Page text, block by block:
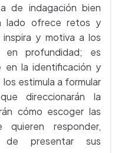
de indagación bien
lado ofrece retos y
y motiva a los
en profundidad; es
en la identificación y
estimula a formular
direccionarán la
cómo escoger las
quieren responder,
presentar sus